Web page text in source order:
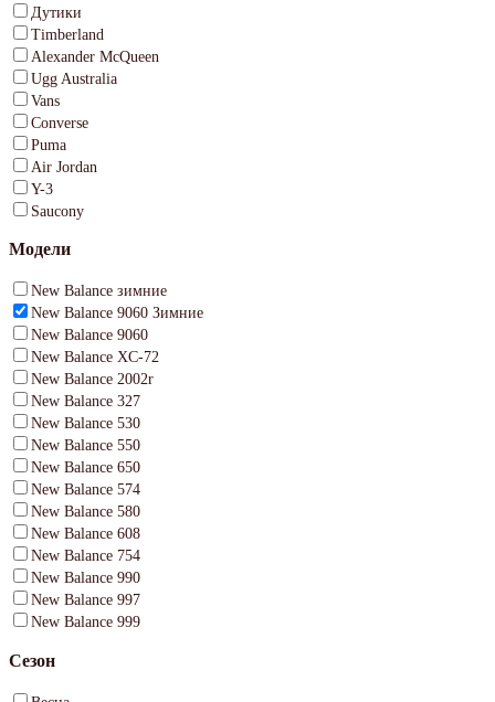
Дутики
Timberland
Alexander McQueen
Ugg Australia
Vans
Converse
Puma
Air Jordan
Y-3
Saucony
Модели
New Balance зимние
New Balance 9060 Зимние
New Balance 9060
New Balance XC-72
New Balance 2002r
New Balance 327
New Balance 530
New Balance 550
New Balance 650
New Balance 574
New Balance 580
New Balance 608
New Balance 754
New Balance 990
New Balance 997
New Balance 999
Сезон